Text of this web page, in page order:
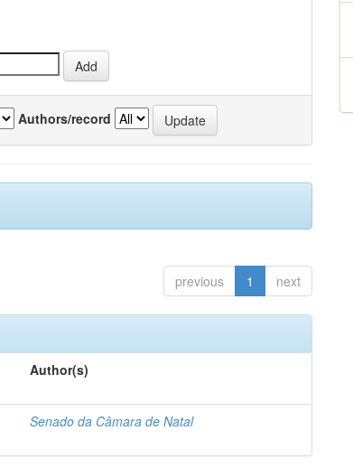
Authors/record
previous 1 next
Author(s)
Senado da Câmara de Natal